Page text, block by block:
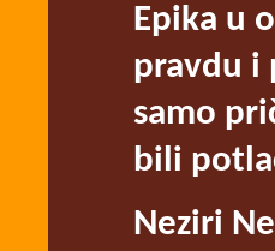
Epika u
pravdu i
samo
bili
Neziri